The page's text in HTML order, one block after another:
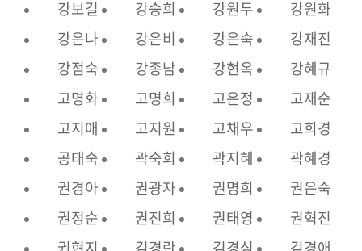
강보길
강승희 강원두
강원화
강은나
강은비 강은숙
강재진
강점숙
강종남 강현옥
강혜규
고명화
고명희 고은정
고재순
고지애
고지원 고채우
고희경
공태숙
곽숙희 곽지혜
곽혜경
권경아
권광자 권명희
권은숙
권정순
권진희 권태영
권혁진